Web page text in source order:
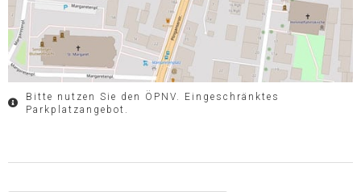
Bitte nutzen Sie den ÖPNV. Eingeschränktes
Parkplatzangebot.